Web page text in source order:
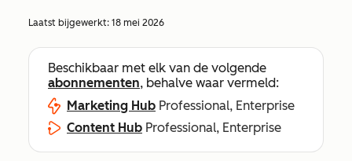
Laatst bijgewerkt: 18 mei 2026
Beschikbaar met elk van de volgende
abonnementen, behalve waar vermeld:
Marketing Hub Professional, Enterprise
Content Hub Professional, Enterprise